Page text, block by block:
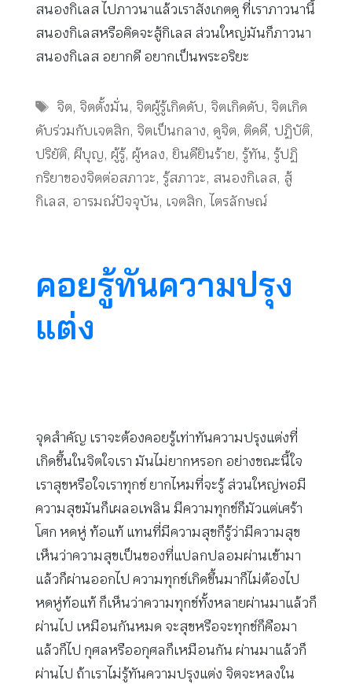
สนองกิเลส ไปภาวนาแล้วเราสังเกตดู ที่เราภาวนานี้
สนองกิเลสหรือคิดจะสู้กิเลส ส่วนใหญ่มันก็ภาวนา
สนองกิเลส อยากดี อยากเป็นพระอริยะ
Tags
จิต, จิตตั้งมั่น, จิตผู้รู้เกิดดับ, จิตเกิดดับ, จิตเกิด
ดับร่วมกับเจตสิก, จิตเป็นกลาง, ดูจิต, ติดดี, ปฏิบัติ,
ปริยัติ, ผีบุญ, ผู้รู้, ผู้หลง, ยินดียินร้าย, รู้ทัน, รู้ปฏิ
กริยาของจิตต่อสภาวะ, รู้สภาวะ, สนองกิเลส, สู้
กิเลส, อารมณ์ปัจจุบัน, เจตสิก, ไตรลักษณ์
คอยรู้ทันความปรุง
แต่ง
จุดสำคัญ เราจะต้องคอยรู้เท่าทันความปรุงแต่งที่
เกิดขึ้นในจิตใจเรา มันไม่ยากหรอก อย่างขณะนี้ใจ
เราสุขหรือใจเราทุกข์ ยากไหมที่จะรู้ ส่วนใหญ่พอมี
ความสุขมันก็เผลอเพลิน มีความทุกข์ก็มัวแต่เศร้า
โศก หดหู่ ท้อแท้ แทนที่มีความสุขก็รู้ว่ามีความสุข
เห็นว่าความสุขเป็นของที่แปลกปลอมผ่านเข้ามา
แล้วก็ผ่านออกไป ความทุกข์เกิดขึ้นมาก็ไม่ต้องไป
หดหู่ท้อแท้ ก็เห็นว่าความทุกข์ทั้งหลายผ่านมาแล้วก็
ผ่านไป เหมือนกันหมด จะสุขหรือจะทุกข์ก็คือมา
แล้วก็ไป กุศลหรืออกุศลก็เหมือนกัน ผ่านมาแล้วก็
ผ่านไป ถ้าเราไม่รู้ทันความปรุงแต่ง จิตจะหลงใน